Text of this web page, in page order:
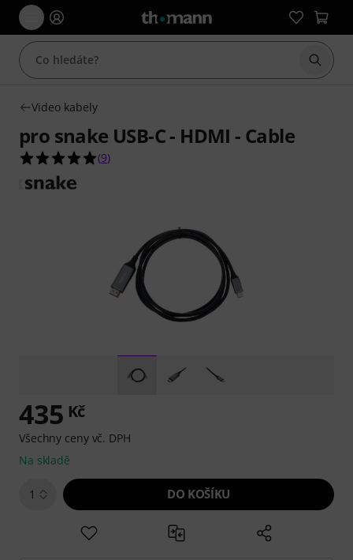
Začít
Video kabely
pro snake USB-C - HDMI - Cable
5.0 z 5 hvězdiček z celkového počtu 9
(9)
435 Kč
Všechny ceny vč. DPH
Na skladě
1 DO KOŠÍKU